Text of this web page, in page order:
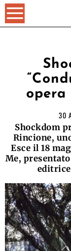
opera
30
Shockdom
Rincione,
Esce il 18
Me,